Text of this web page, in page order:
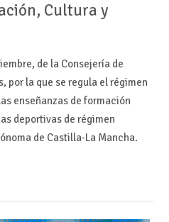
Cultura y
de la Consejería de
por la que se regula el régimen
enseñanzas de formación
deportivas de régimen
de Castilla-La Mancha.